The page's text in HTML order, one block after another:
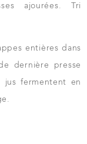
ajourées. Tri
entières dans
dernière presse
fermentent en